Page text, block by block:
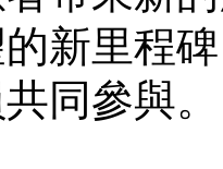
新里程
同參與。